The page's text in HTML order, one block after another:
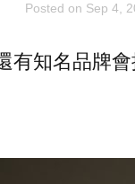
Posted on Sep 4,
有知名品牌